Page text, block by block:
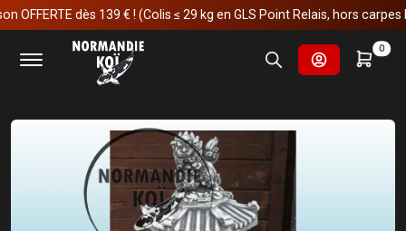
dès 139 € ! (Colis ≤ 29 kg en GLS Point Relais, hors carpes koï)
0
Accueil
Fournitures et technologies pour les bassins
Décoration & statue de jardin
Statue extérieur
Pagode
Pagode - 3 étages - 11.11.B